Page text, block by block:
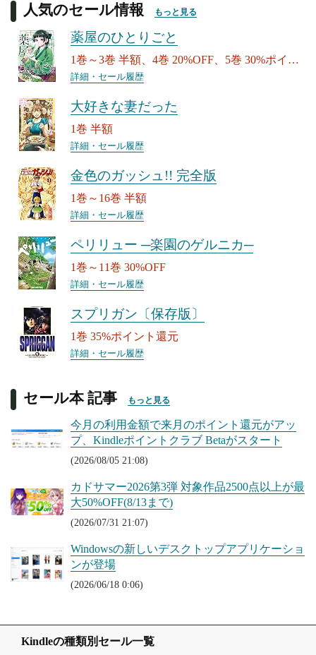
人気のセール情報 もっと見る
薬屋のひとりごと
1巻～3巻 半額、4巻 20%OFF、5巻 30%ポイン
ト還元
詳細・セール履歴
大好きな妻だった
1巻 半額
詳細・セール履歴
金色のガッシュ!! 完全版
1巻～16巻 半額
詳細・セール履歴
ペリリュー ─楽園のゲルニカ─
1巻～11巻 30%OFF
詳細・セール履歴
スプリガン〔保存版〕
1巻 35%ポイント還元
詳細・セール履歴
セール本 記事 もっと見る
今月の利用金額で来月のポイント還元がアッ
プ、Kindleポイントクラブ Betaがスタート
(2026/08/05 21:08)
カドサマー2026第3弾 対象作品2500点以上が最
大50%OFF(8/13まで)
(2026/07/31 21:07)
Windowsの新しいデスクトップアプリケーショ
ンが登場
(2026/06/18 0:06)
Kindleの種類別セール一覧